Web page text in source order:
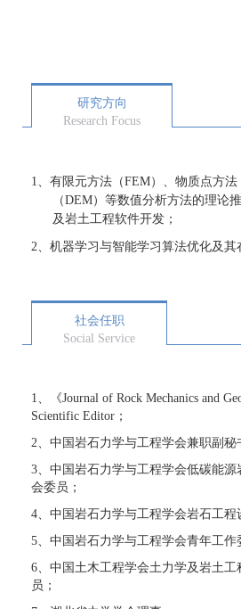
研究方向
Research Focus
1、 有限元方法（FEM）、物质点方
（DEM）等数值分析方法的理论
及岩土工程软件开发；
2、 机器学习与智能学习算法优化及其
社会任职
Social Service
1、《Journal of Rock Mechanics and
Scientific Editor；
2、中国岩石力学与工程学会兼职副秘
3、中国岩石力学与工程学会低碳能
会委员；
4、中国岩石力学与工程学会岩石工程
5、中国岩石力学与工程学会青年工作
6、中国土木工程学会土力学及岩土
员；